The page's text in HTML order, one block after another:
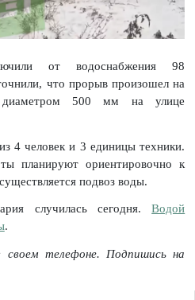
от водоснабжения 98
что прорыв произошел на
диаметром 500 мм на улице
4 человек и 3 единицы техники.
планируют ориентировочно к
подвоз воды.
случилась сегодня.Водой
.
своем телефоне. Подпишись на